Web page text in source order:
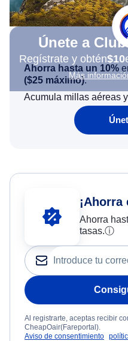
Únete a
Regístrate y obtén$10
Más
Ahorra hasta un 10%
($25 máximo).
Acumula millas aéreas
Ahorra
tasas.ⓘ
Al registrarte, aceptas recibir
CheapOair(Fareportal).
Aviso de consentimiento